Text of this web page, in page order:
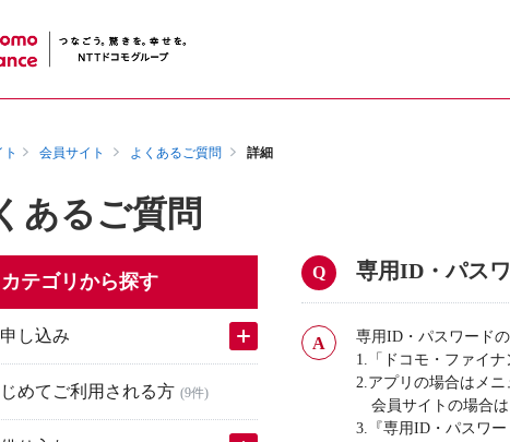
会員サイト よくあるご質問 詳細
あるご質問
カテゴリから探す
し込み
めてご利用される方 (9件)
専用ID・パス
専用ID・パスワード
1.「ドコモ・ファイ
2.アプリの場合はメ
会員サイトの場合
3.『専用ID・パスワ